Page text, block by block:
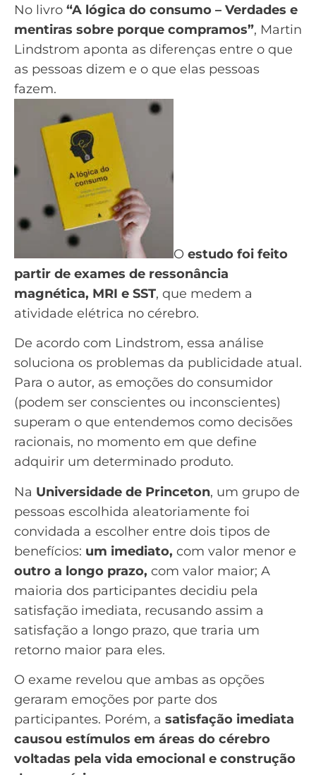
No livro “A lógica do consumo – Verdades e
mentiras sobre porque compramos”, Martin
Lindstrom aponta as diferenças entre o que
as pessoas dizem e o que elas pessoas
fazem.
O estudo foi feito
partir de exames de ressonância
magnética, MRI e SST, que medem a
atividade elétrica no cérebro.
De acordo com Lindstrom, essa análise
soluciona os problemas da publicidade atual.
Para o autor, as emoções do consumidor
(podem ser conscientes ou inconscientes)
superam o que entendemos como decisões
racionais, no momento em que define
adquirir um determinado produto.
Na Universidade de Princeton, um grupo de
pessoas escolhida aleatoriamente foi
convidada a escolher entre dois tipos de
benefícios: um imediato, com valor menor e
outro a longo prazo, com valor maior; A
maioria dos participantes decidiu pela
satisfação imediata, recusando assim a
satisfação a longo prazo, que traria um
retorno maior para eles.
O exame revelou que ambas as opções
geraram emoções por parte dos
participantes. Porém, a satisfação imediata
causou estímulos em áreas do cérebro
voltadas pela vida emocional e construção